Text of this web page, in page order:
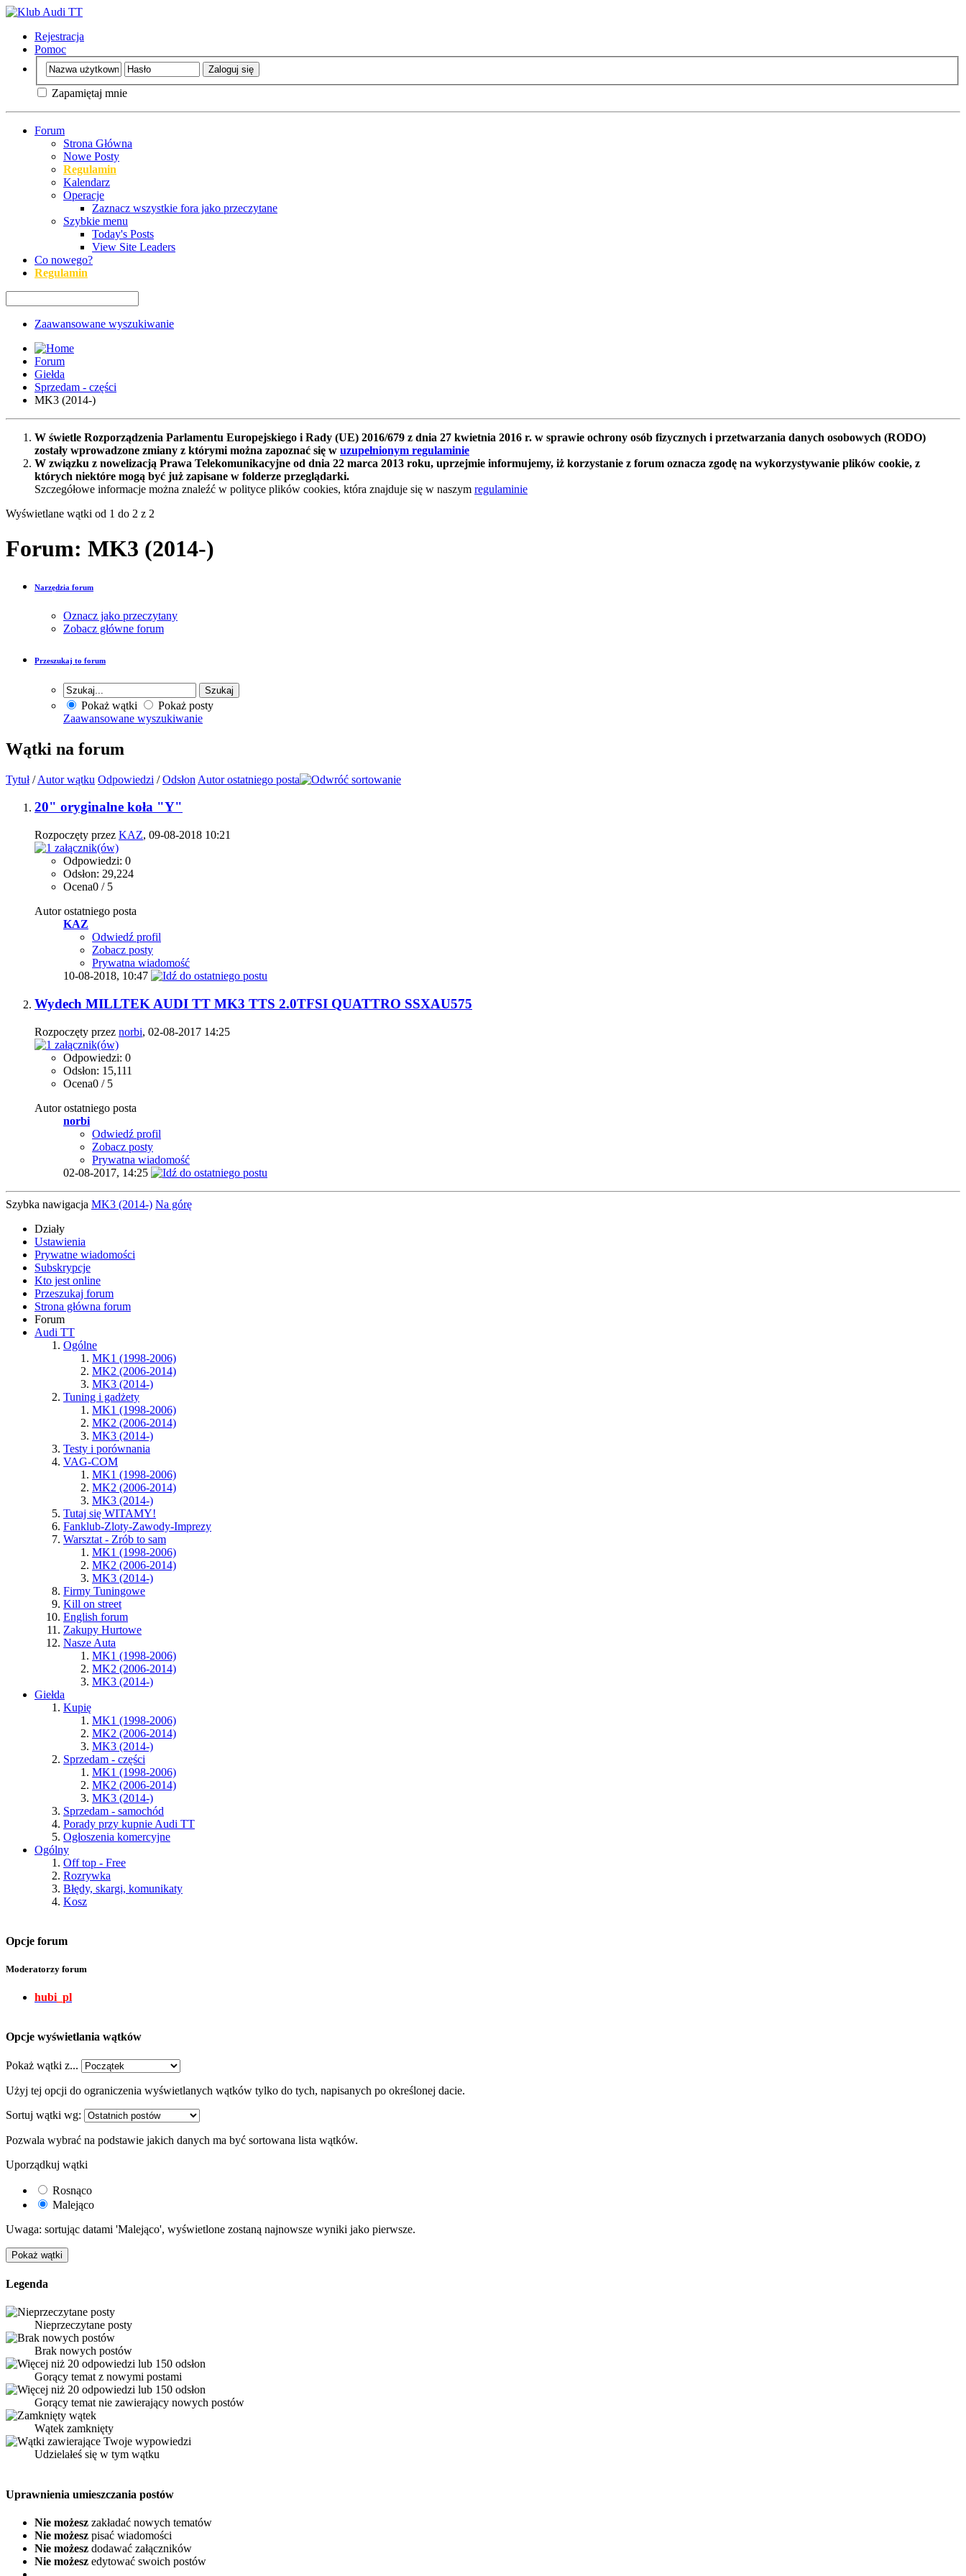
Rejestracja
Pomoc
Zapamiętaj mnie
Forum
Strona Główna
Nowe Posty
Regulamin
Kalendarz
Operacje
Zaznacz wszystkie fora jako przeczytane
Szybkie menu
Today's Posts
View Site Leaders
Co nowego?
Regulamin
Zaawansowane wyszukiwanie
Forum
Giełda
Sprzedam - części
MK3 (2014-)
W świetle Rozporządzenia Parlamentu Europejskiego i Rady (UE) 2016/679 z dnia 27 kwietnia 2016 r. w sprawie ochrony osób fizycznych i przetwarzania danych osobowych (RODO)
zostały wprowadzone zmiany z którymi można zapoznać się w uzupełnionym regulaminie
W związku z nowelizacją Prawa Telekomunikacyjne od dnia 22 marca 2013 roku, uprzejmie informujemy, iż korzystanie z forum oznacza zgodę na wykorzystywanie plików cookie, z
których niektóre mogą być już zapisane w folderze przeglądarki.
Szczegółowe informacje można znaleźć w polityce plików cookies, która znajduje się w naszym regulaminie
Wyświetlane wątki od 1 do 2 z 2
Forum: MK3 (2014-)
Narzędzia forum
Oznacz jako przeczytany
Zobacz główne forum
Przeszukaj to forum
Pokaż wątki
Pokaż posty
Zaawansowane wyszukiwanie
Wątki na forum
Tytuł/Autor wątku Odpowiedzi /Odsłon Autor ostatniego posta
20" oryginalne koła "Y"
Rozpoczęty przez KAZ, 09-08-2018 10:21
Odpowiedzi: 0
Odsłon: 29,224
Ocena0 / 5
Autor ostatniego posta
KAZ
Odwiedź profil
Zobacz posty
Prywatna wiadomość
10-08-2018, 10:47
Wydech MILLTEK AUDI TT MK3 TTS 2.0TFSI QUATTRO SSXAU575
Rozpoczęty przez norbi, 02-08-2017 14:25
Odpowiedzi: 0
Odsłon: 15,111
Ocena0 / 5
Autor ostatniego posta
norbi
Odwiedź profil
Zobacz posty
Prywatna wiadomość
02-08-2017, 14:25
Szybka nawigacja MK3 (2014-) Na górę
Działy
Ustawienia
Prywatne wiadomości
Subskrypcje
Kto jest online
Przeszukaj forum
Strona główna forum
Forum
Audi TT
Ogólne
MK1 (1998-2006)
MK2 (2006-2014)
MK3 (2014-)
Tuning i gadżety
MK1 (1998-2006)
MK2 (2006-2014)
MK3 (2014-)
Testy i porównania
VAG-COM
MK1 (1998-2006)
MK2 (2006-2014)
MK3 (2014-)
Tutaj się WITAMY!
Fanklub-Zloty-Zawody-Imprezy
Warsztat - Zrób to sam
MK1 (1998-2006)
MK2 (2006-2014)
MK3 (2014-)
Firmy Tuningowe
Kill on street
English forum
Zakupy Hurtowe
Nasze Auta
MK1 (1998-2006)
MK2 (2006-2014)
MK3 (2014-)
Giełda
Kupię
MK1 (1998-2006)
MK2 (2006-2014)
MK3 (2014-)
Sprzedam - części
MK1 (1998-2006)
MK2 (2006-2014)
MK3 (2014-)
Sprzedam - samochód
Porady przy kupnie Audi TT
Ogłoszenia komercyjne
Ogólny
Off top - Free
Rozrywka
Błędy, skargi, komunikaty
Kosz
Opcje forum
Moderatorzy forum
hubi_pl
Opcje wyświetlania wątków
Pokaż wątki z...
Użyj tej opcji do ograniczenia wyświetlanych wątków tylko do tych, napisanych po określonej dacie.
Sortuj wątki wg:
Pozwala wybrać na podstawie jakich danych ma być sortowana lista wątków.
Uporządkuj wątki
Rosnąco
Malejąco
Uwaga: sortując datami 'Malejąco', wyświetlone zostaną najnowsze wyniki jako pierwsze.
Legenda
Nieprzeczytane posty
Brak nowych postów
Gorący temat z nowymi postami
Gorący temat nie zawierający nowych postów
Wątek zamknięty
Udzielałeś się w tym wątku
Uprawnienia umieszczania postów
Nie możesz zakładać nowych tematów
Nie możesz pisać wiadomości
Nie możesz dodawać załączników
Nie możesz edytować swoich postów